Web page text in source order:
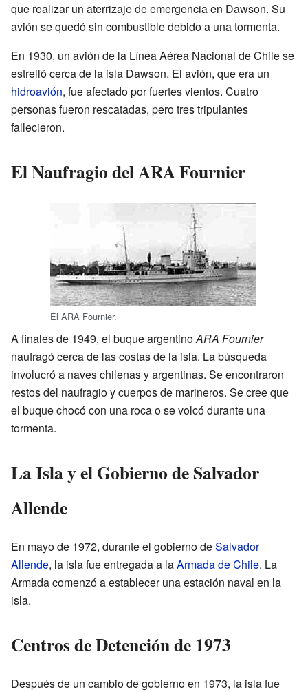
que realizar un aterrizaje de emergencia en Dawson. Su
avión se quedó sin combustible debido a una tormenta.
En 1930, un avión de la Línea Aérea Nacional de Chile se
estrelló cerca de la isla Dawson. El avión, que era un
hidroavión, fue afectado por fuertes vientos. Cuatro
personas fueron rescatadas, pero tres tripulantes
fallecieron.
El Naufragio del ARA Fournier
El ARA Fournier.
A finales de 1949, el buque argentinoARA Fournier
naufragó cerca de las costas de la isla. La búsqueda
involucró a naves chilenas y argentinas. Se encontraron
restos del naufragio y cuerpos de marineros. Se cree que
el buque chocó con una roca o se volcó durante una
tormenta.
La Isla y el Gobierno de Salvador
Allende
En mayo de 1972, durante el gobierno deSalvador
Allende, la isla fue entregada a laArmada de Chile. La
Armada comenzó a establecer una estación naval en la
isla.
Centros de Detención de 1973
Después de un cambio de gobierno en 1973, la isla fue